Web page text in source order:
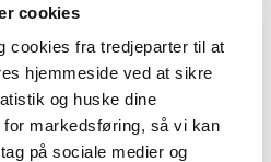
cookies
cookies fra tredjeparter til at
hjemmeside ved at sikre
og huske dine
markedsføring, så vi kan
på sociale medier og
INFO
til fødselsdag. Det er
hyggeligt samvær med